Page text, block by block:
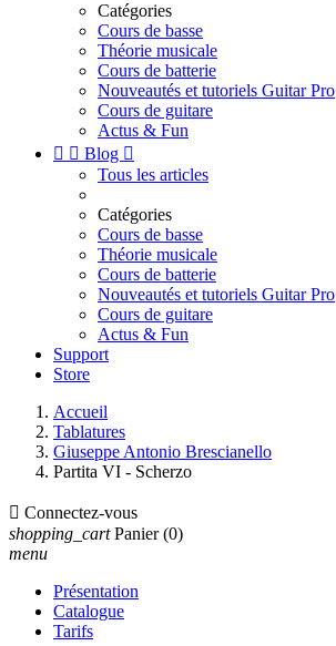
Catégories
Cours de basse
Théorie musicale
Cours de batterie
Nouveautés et tutoriels Guitar Pro
Cours de guitare
Actus & Fun
  Blog 
Tous les articles
Catégories
Cours de basse
Théorie musicale
Cours de batterie
Nouveautés et tutoriels Guitar Pro
Cours de guitare
Actus & Fun
Support
Store
Accueil
Tablatures
Giuseppe Antonio Brescianello
Partita VI - Scherzo
 Connectez-vous
shopping_cart Panier (0)
menu
Présentation
Catalogue
Tarifs